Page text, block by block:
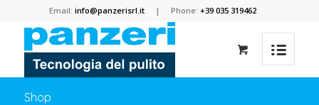
Email:info@panzerisrl.it | Phone:+39 035 319462
Shop